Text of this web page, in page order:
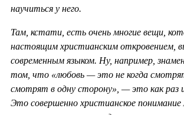
научиться у него.
Там, кстати, есть очень многие вещи,
настоящим христианским откровением,
современным языком. Ну, например,
том, что «любовь — это не когда
смотрят в одну сторону», — это как раз
Это совершенно христианское